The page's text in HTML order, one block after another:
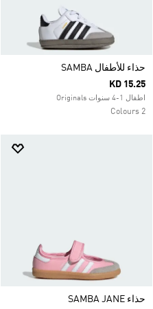
حذاء للأطفال SAMBA
KD 15.25
اطفال 1-4 سنوات Originals
2 Colours
حذاء SAMBA JANE